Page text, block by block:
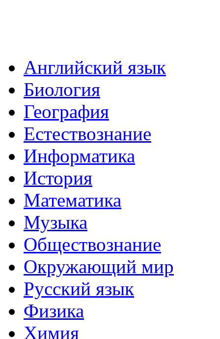
Английский язык
Биология
География
Естествознание
Информатика
История
Математика
Музыка
Обществознание
Окружающий мир
Русский язык
Физика
Химия